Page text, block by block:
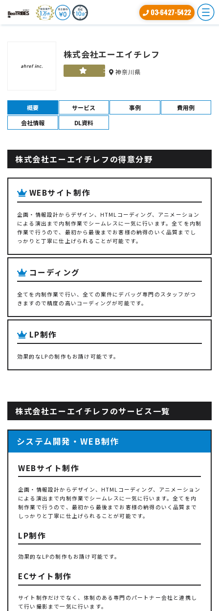
03-6427-5422
株式会社エーエイチレフ
ゴールド神奈川県
概要 サービス 事例
費用例
会社情報
DL資料
株式会社エーエイチレフの得意分野
WEBサイト制作
企画・情報設計からデザイン、HTMLコーディング、アニメーション
による演出まで内制作業でシームレスに一気に行います。全てを内制
作業で行うので、最初から最後までお客様の納得のいく品質までし
っかりと丁寧に仕上げられることが可能です。
コーディング
全てを内制作業で行い、全ての案件にデバッグ専門のスタッフがつ
きますので精度の高いコーディングが可能です。
LP制作
効果的なLPの制作もお請け可能です。
株式会社エーエイチレフのサービス一覧
システム開発・WEB制作
WEBサイト制作
企画・情報設計からデザイン、HTMLコーディング、アニメーション
による演出まで内制作業でシームレスに一気に行います。全てを内
制作業で行うので、最初から最後までお客様の納得のいく品質まで
しっかりと丁寧に仕上げられることが可能です。
LP制作
効果的なLPの制作もお請け可能です。
ECサイト制作
サイト制作だけでなく、体制のある専門のパートナー会社と連携し
て行い撮影まで一気に行います。